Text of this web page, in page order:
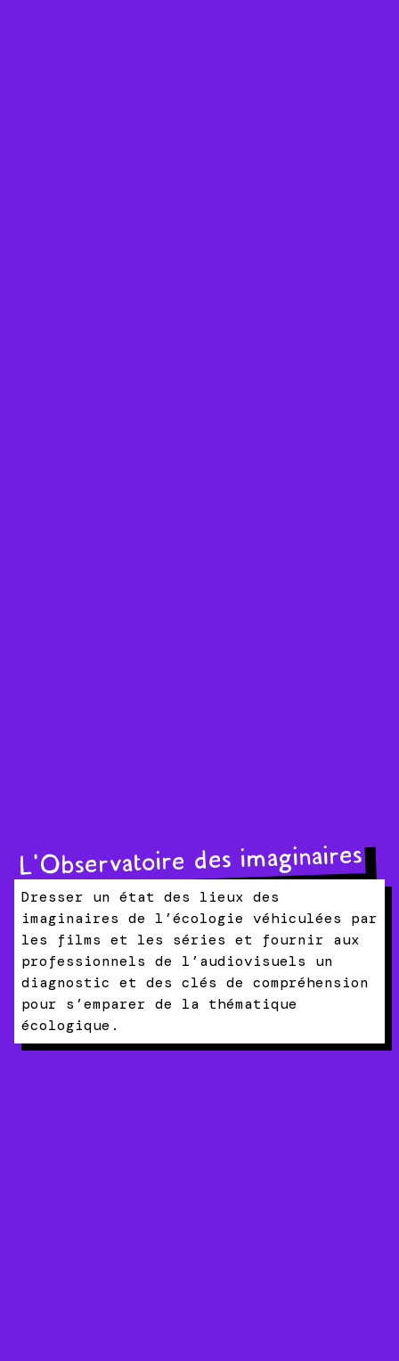
L'Observatoire des imaginaires
Dresser un état des lieux des
imaginaires de l’écologie véhiculées par
les films et les séries et fournir aux
professionnels de l’audiovisuels un
diagnostic et des clés de compréhension
pour s’emparer de la thématique
écologique.